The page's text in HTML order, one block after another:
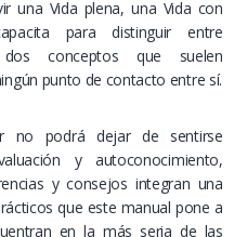
una Vida plena, una Vida con
para distinguir entre
conceptos que suelen
punto de contacto entre sí.
no podrá dejar de sentirse
y autoconocimiento,
y consejos integran una
que este manual pone a
en la más seria de las